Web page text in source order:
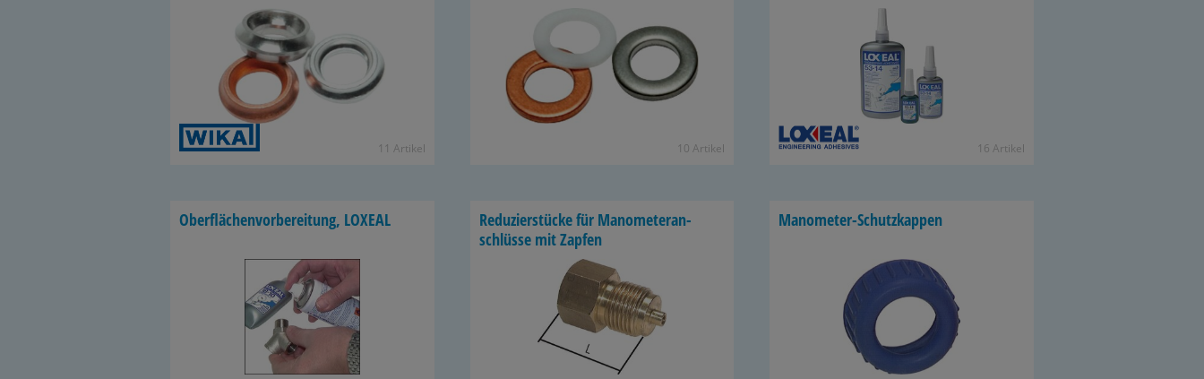
11 Ar­ti­kel 10 Ar­ti­kel 16 Ar­ti­kel
Ober­flä­chen­vor­be­rei­tung, LO­XE­AL
Re­du­zier­stü­cke für Ma­no­me­ter­an­
schlüs­se mit Zap­fen
Manometer-​Schutzkappen